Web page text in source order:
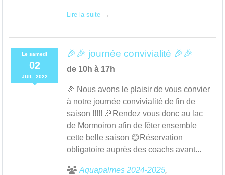
Lire la suite
Lesamedi
02
JUIL. 2022
🎉🎉 journée convivialité 🎉🎉
de 10h à 17h
🎉 Nous avons le plaisir de vous convier
à notre journée convivialité de fin de
saison !!!!! 🎉Rendez vous donc au lac
de Mormoiron afin de fêter ensemble
cette belle saison 😊Réservation
obligatoire auprès des coachs avant...
Aquapalmes 2024-2025